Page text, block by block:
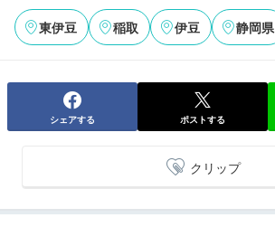
Onsen
本館の「石花海」で
湯めぐり
東伊豆 稲取 伊豆 静岡県
シェアする ポストする
クリップ